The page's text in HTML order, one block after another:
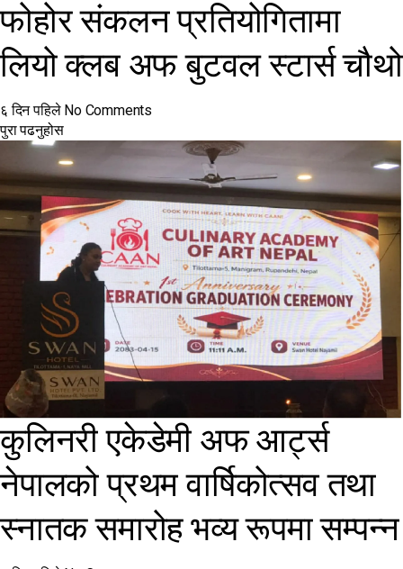
फोहोर संकलन प्रतियोगितामा
लियो क्लब अफ बुटवल स्टार्स चौथो
६ दिन पहिले No Comments
पुरा पढनुहोस
कुलिनरी एकेडेमी अफ आर्ट्स
नेपालको प्रथम वार्षिकोत्सव तथा
स्नातक समारोह भव्य रूपमा सम्पन्न